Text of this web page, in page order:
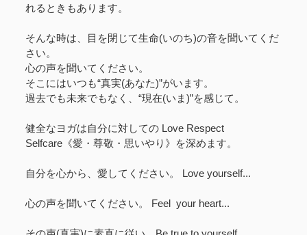
れるときもあります。
そんな時は、目を閉じて生命(いのち)の音を聞いてくだ
さい。
心の声を聞いてください。
そこにはいつも“真実(あなた)”がいます。
過去でも未来でもなく、“現在(いま)”を感じて。
健全なヨガは自分に対しての Love Respect
Selfcare《愛・尊敬・思いやり》を深めます。
自分を心から、愛してください。 Love yourself...
心の声を聞いてください。 Feel your heart...